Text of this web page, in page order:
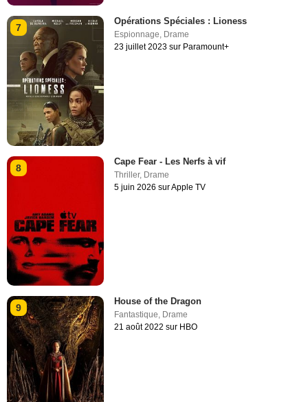
7
Opérations Spéciales : Lioness
Espionnage, Drame
23 juillet 2023 sur Paramount+
8
Cape Fear - Les Nerfs à vif
Thriller, Drame
5 juin 2026 sur Apple TV
9
House of the Dragon
Fantastique, Drame
21 août 2022 sur HBO